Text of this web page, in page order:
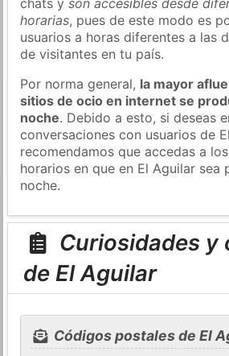
horarias, pues de este modo es
usuarios a horas diferentes a las
de visitantes en tu país.
Por norma general, la mayor
sitios de ocio en internet se
noche. Debido a esto, si deseas
conversaciones con usuarios de
recomendamos que accedas a
horarios en que en El Aguilar sea
noche.
Curiosidades y
de El Aguilar
Códigos postales de El